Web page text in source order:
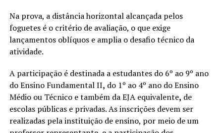
Na prova, a distância horizontal alcançada pelos
foguetes é o critério de avaliação, o que exige
lançamentos oblíquos e amplia o desafio técnico da
atividade.
A participação é destinada a estudantes do 6º ao 9º ano
do Ensino Fundamental II, do 1º ao 4º ano do Ensino
Médio ou Técnico e também da EJA equivalente, de
escolas públicas e privadas. As inscrições devem ser
realizadas pela instituição de ensino, por meio de um